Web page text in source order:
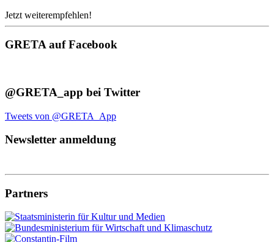
Jetzt weiterempfehlen!
GRETA auf Facebook
@GRETA_app bei Twitter
Tweets von @GRETA_App
Newsletter anmeldung
Partners